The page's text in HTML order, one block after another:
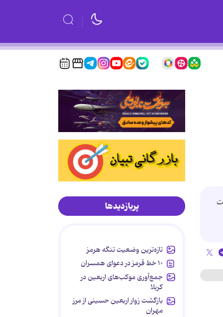
پربازدیدها
تازه‌ترین وضعیت تنگه هرمز
۱۰ خط قرمز در دعوای همسران
جمع‌آوری موکب‌های اربعین در
کربلا
بازگشت زوار اربعین حسینی از مرز
مهران